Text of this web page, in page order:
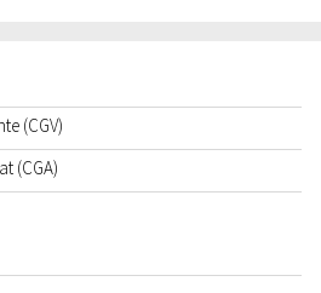
(CGV)
(CGA)